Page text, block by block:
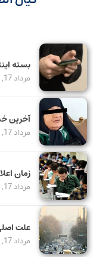
بسته
مرداد 17, 1405
آخرین
مرداد 17, 1405
زمان
مرداد 17, 1405
علت
مرداد 17, 1405